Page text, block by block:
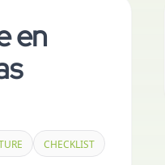
en
CHECKLIST